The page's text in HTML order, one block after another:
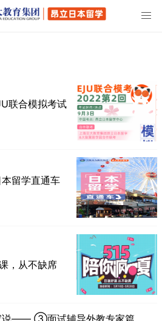
联合模拟考试
留学直通车
，从不缺席
说—— ③面试辅导外教专家篇